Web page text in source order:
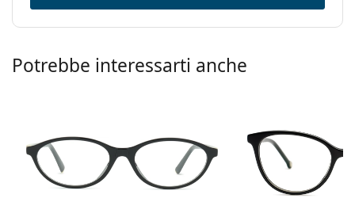
Codice:
MM 5048 016 16 55
Potrebbe interessarti anche